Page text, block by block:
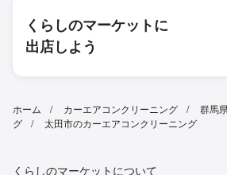
くらしのマーケットに
出店しよう
ホーム カーエアコンクリーニング
群馬
グ
太田市のカーエアコンクリーニング
くらしのマーケットについて